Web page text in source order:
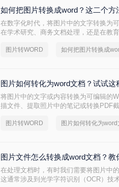
如何把图片转换成word？这二个方
在数字化时代，将图片中的文字转换为
在学术研究、商务文档处理，还是在教
图片转WORD 如何把图片转换成
图片如何转化为word文档？试试这
将图片中的文字或内容转换为可编辑的
描文件、提取照片中的笔记或转换PDF
图片转WORD 图片如何转化为word
图片文件怎么转换成word文档？教
在处理文档时，有时我们需要将图片中
这通常涉及到光学字符识别（OCR）技